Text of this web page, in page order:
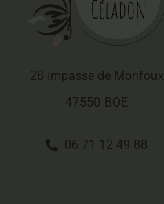
28 Impasse de Monfoux
47550 BOE
06 71 12 49 88